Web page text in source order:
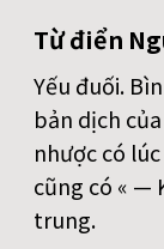
Từ điển
Yếu đuối.
bản dịch
nhược có
cũng có « —
trung.